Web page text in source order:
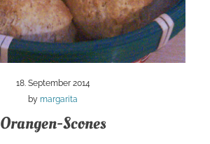
18. September 2014
by margarita
Orangen-Scones